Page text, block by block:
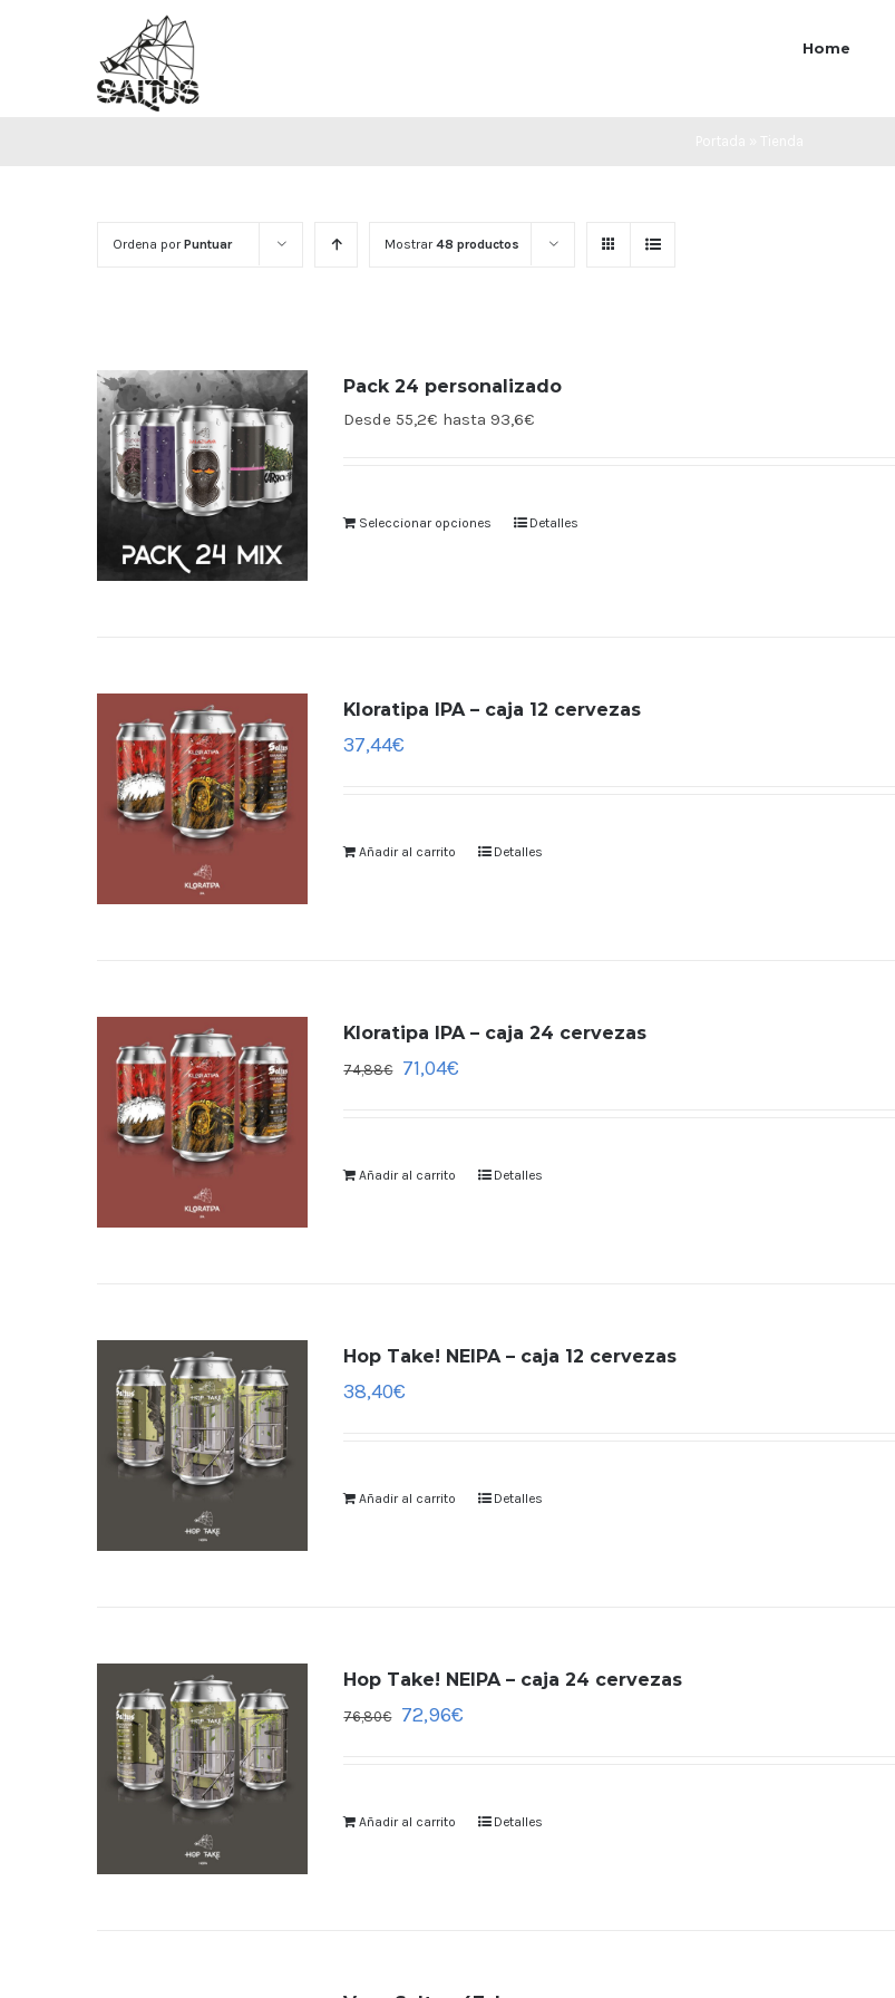
Home
Ordena porPuntuar Mostrar48 productos
Pack 24 personalizado
Desde 55,2€ hasta 93,6€
Seleccionar opciones Detalles
Kloratipa IPA – caja 12 cervezas
37,44€
Añadir al carrito Detalles
Kloratipa IPA – caja 24 cervezas
74,88€ 71,04€
Añadir al carrito Detalles
Hop Take! NEIPA – caja 12 cervezas
38,40€
Añadir al carrito Detalles
Hop Take! NEIPA – caja 24 cervezas
76,80€ 72,96€
Añadir al carrito Detalles